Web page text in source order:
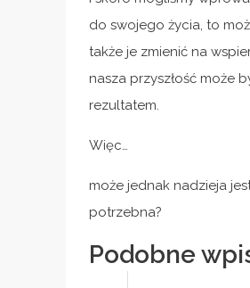
do swojego życia, to
także je zmienić na
nasza przyszłość może
rezultatem.
Więc…
może jednak nadzieja
potrzebna?
Podobne